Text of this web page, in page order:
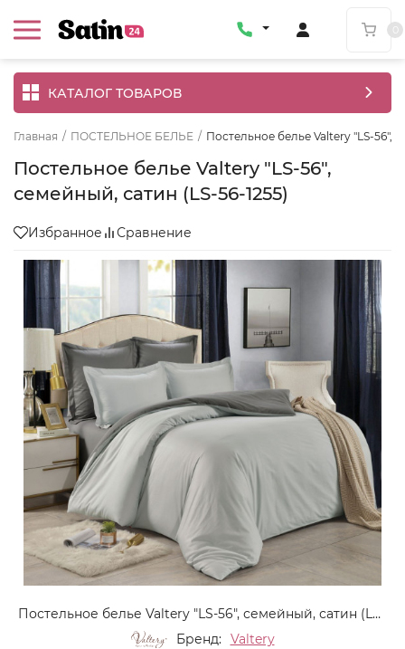
КАТАЛОГ ТОВАРОВ
Главная / ПОСТЕЛЬНОЕ БЕЛЬЕ / Постельное белье Valtery "LS-56",
Постельное белье Valtery "LS-56",
семейный, сатин (LS-56-1255)
Избранное Сравнение
Постельное белье Valtery "LS-56", семейный, сатин (LS-56-1255)
Бренд:
Valtery